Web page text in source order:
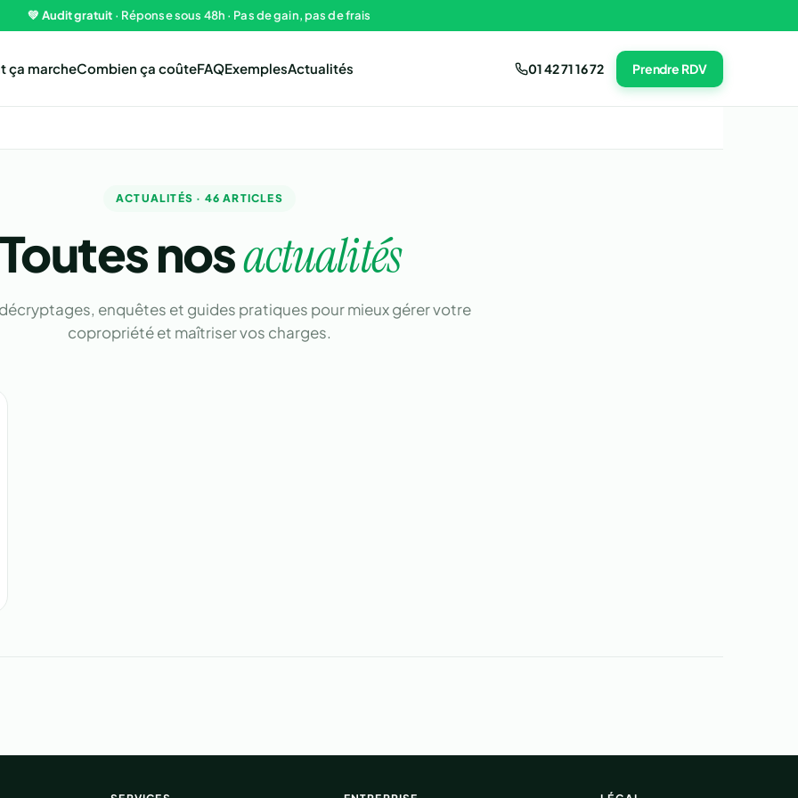
💚 Audit gratuit · Réponse sous 48h · Pas de gain, pas de frais
ça marcheCombien ça coûteFAQExemplesActualités 01 42 71 16 72 Prendre RDV
ACTUALITÉS · 46 ARTICLES
Toutes nosactualités
enquêtes et guides pratiques pour mieux gérer votre
copropriété et maîtriser vos charges.